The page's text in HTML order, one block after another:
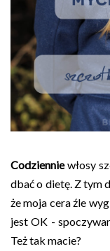
Codzienniewłosy
dbać o dietę. Z tym
że moja cera źle
jest OK -
Też tak macie?